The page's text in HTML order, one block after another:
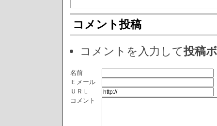
コメント投稿
コメントを入力して投稿
名前
Ｅメール
ＵＲＬ
コメント